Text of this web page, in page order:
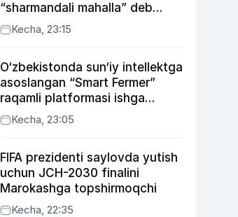
“sharmandali mahalla” deb
belgilash boshlandi
Kecha, 23:15
O‘zbekistonda sun‘iy intellektga
asoslangan “Smart Fermer”
raqamli platformasi ishga
tushiriladi
Kecha, 23:05
FIFA prezidenti saylovda yutish
uchun JCH-2030 finalini
Marokashga topshirmoqchi
Kecha, 22:35